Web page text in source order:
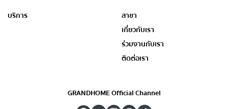
บริการ
สาขา
เกี่ยวกับเรา
ร่วมงานกับเรา
ติดต่อเรา
GRANDHOME Official Channel